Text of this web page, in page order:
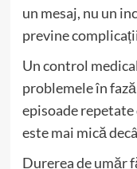
un mesaj, nu un
previne
Un control
problemele în
episoade
este mai mică
Durerea de umăr